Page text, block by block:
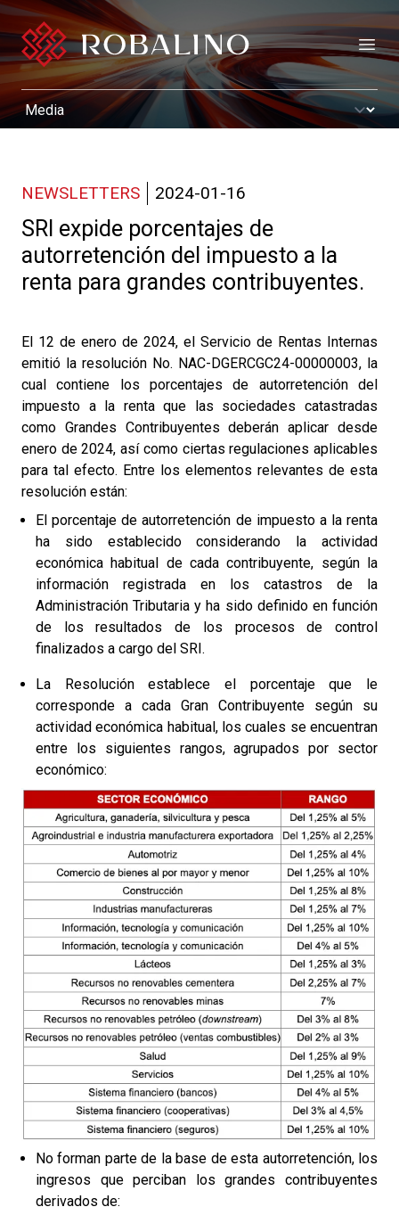
NEWSLETTERS 2024-01-16
SRI expide porcentajes de
autorretención del impuesto a la
renta para grandes contribuyentes.
El 12 de enero de 2024, el Servicio de Rentas Internas
emitió la resolución No. NAC-DGERCGC24-00000003, la
cual contiene los porcentajes de autorretención del
impuesto a la renta que las sociedades catastradas
como Grandes Contribuyentes deberán aplicar desde
enero de 2024, así como ciertas regulaciones aplicables
para tal efecto. Entre los elementos relevantes de esta
resolución están:
El porcentaje de autorretención de impuesto a la renta
ha sido establecido considerando la actividad
económica habitual de cada contribuyente, según la
información registrada en los catastros de la
Administración Tributaria y ha sido definido en función
de los resultados de los procesos de control
finalizados a cargo del SRI.
La Resolución establece el porcentaje que le
corresponde a cada Gran Contribuyente según su
actividad económica habitual, los cuales se encuentran
entre los siguientes rangos, agrupados por sector
económico:
No forman parte de la base de esta autorretención, los
ingresos que perciban los grandes contribuyentes
derivados de: